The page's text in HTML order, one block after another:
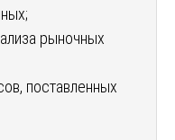
рыночных
поставленных